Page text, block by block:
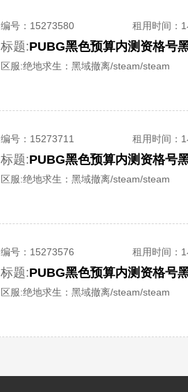
编号： 15273580 租用时间 ：
标题:PUBG黑色预算内测资格号
区服:绝地求生：黑域撤离/steam/steam
编号： 15273711 租用时间 ：
标题:PUBG黑色预算内测资格号
区服:绝地求生：黑域撤离/steam/steam
编号： 15273576 租用时间 ：
标题:PUBG黑色预算内测资格号
区服:绝地求生：黑域撤离/steam/steam